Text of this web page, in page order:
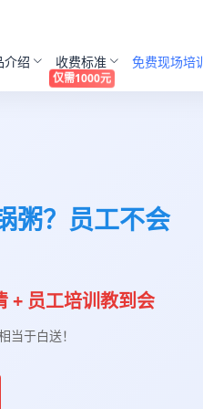
介绍
仅需1000元
收费标准 免费现场培
粥？员工不会
+ 员工培训教到会
当于白送！